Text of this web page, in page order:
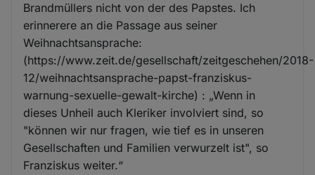
Brandmüllers nicht von der des Papstes. Ich
erinnerere an die Passage aus seiner
Weihnachtsansprache:
(https://www.zeit.de/gesellschaft/zeitgeschehen/2018-
12/weihnachtsansprache-papst-franziskus-
warnung-sexuelle-gewalt-kirche) : „Wenn in
dieses Unheil auch Kleriker involviert sind, so
"können wir nur fragen, wie tief es in unseren
Gesellschaften und Familien verwurzelt ist", so
Franziskus weiter.“